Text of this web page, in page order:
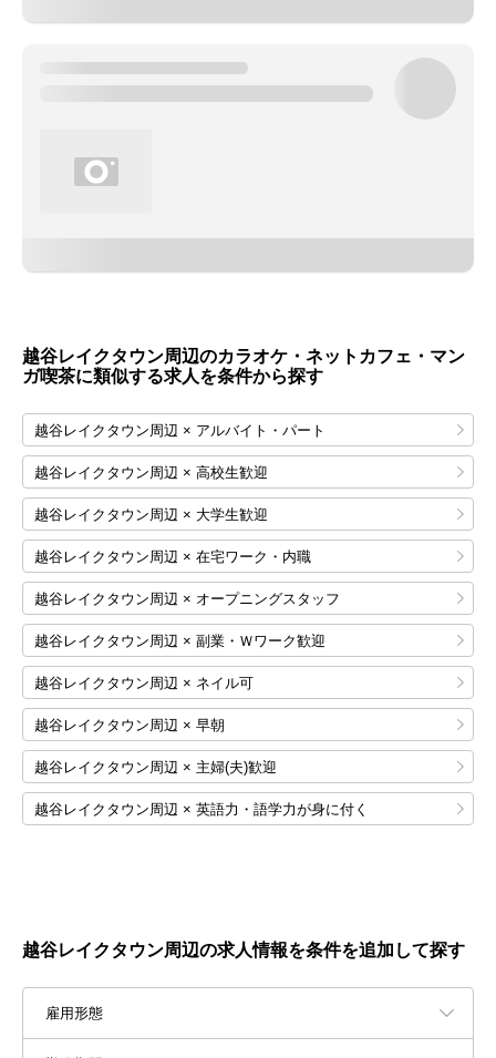
越谷レイクタウン周辺のカラオケ・ネットカフェ・マン
ガ喫茶に類似する求人を条件から探す
越谷レイクタウン周辺 × アルバイト・パート
越谷レイクタウン周辺 × 高校生歓迎
越谷レイクタウン周辺 × 大学生歓迎
越谷レイクタウン周辺 × 在宅ワーク・内職
越谷レイクタウン周辺 × オープニングスタッフ
越谷レイクタウン周辺 × 副業・Ｗワーク歓迎
越谷レイクタウン周辺 × ネイル可
越谷レイクタウン周辺 × 早朝
越谷レイクタウン周辺 × 主婦(夫)歓迎
越谷レイクタウン周辺 × 英語力・語学力が身に付く
越谷レイクタウン周辺の求人情報を条件を追加して探す
雇用形態